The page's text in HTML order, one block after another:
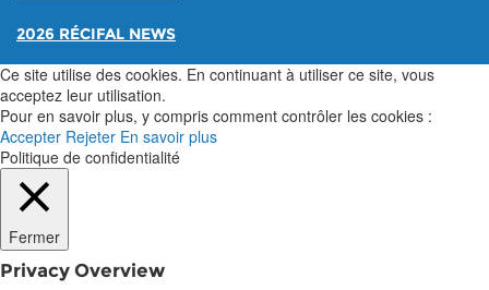
2026 RÉCIFAL NEWS
Ce site utilise des cookies. En continuant à utiliser ce site, vous
acceptez leur utilisation.
Pour en savoir plus, y compris comment contrôler les cookies :
Accepter Rejeter En savoir plus
Politique de confidentialité
Fermer
Privacy Overview